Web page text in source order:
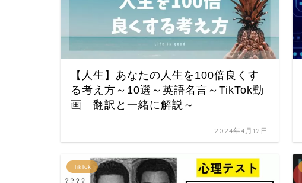
【人生】あなたの人生を100倍良くす
る考え方～10選～英語名言～TikTok動
画 翻訳と一緒に解説～
2024年4月12日
TikTok